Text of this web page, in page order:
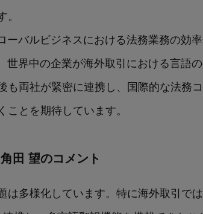
バルビジネスにおける法務業務の効
界中の企業が海外取引における言語
両社が緊密に連携し、国際的な法務
とを期待しています。
田 望のコメント
多様化しています。特に海外取引で